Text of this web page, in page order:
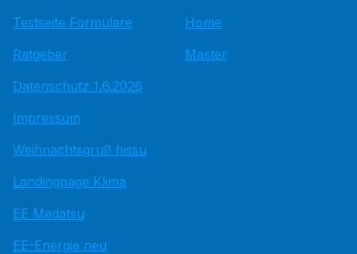
Testseite Formulare
Ratgeber
Datenschutz 1.6.2026
Impressum
Weihnachtsgruß hissu
Landingpage Klima
EE Medatsu
EE-Energie neu
Home
Master